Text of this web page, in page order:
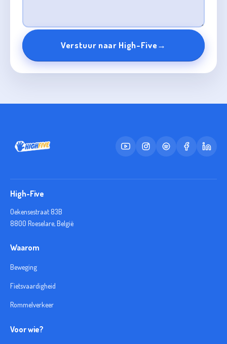
Verstuur naar High-Five→
High-Five
Oekensestraat 83B
8800 Roeselare, België
Waarom
Beweging
Fietsvaardigheid
Rommelverkeer
Voor wie?